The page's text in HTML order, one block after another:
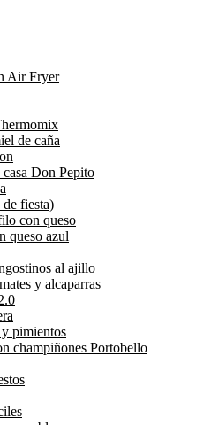
Air Fryer
de caña
Don Pepito
fiesta)
con queso
queso azul
al ajillo
y alcaparras
pimientos
champiñones Portobello